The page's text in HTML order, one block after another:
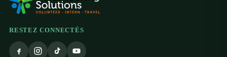
RESTEZ CONNECTÉS